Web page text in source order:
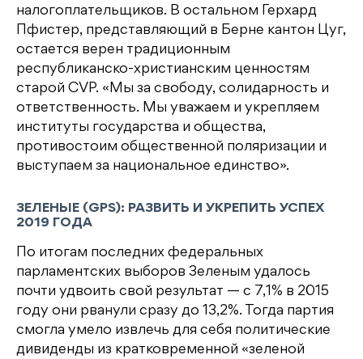
налогоплательщиков. В остальном Герхард
Пфистер, представляющий в Берне кантон Цуг,
остается верен традиционным
республиканско-христианским ценностям
старой CVP. «Мы за свободу, солидарность и
ответственность. Мы уважаем и укрепляем
институты государства и общества,
противостоим общественной поляризации и
выступаем за национальное единство».
ЗЕЛЕНЫЕ (GPS): РАЗВИТЬ И УКРЕПИТЬ УСПЕХ
2019 ГОДА
По итогам последних федеральных
парламентских выборов Зеленым удалось
почти удвоить свой результат — с 7,1% в 2015
году они рванули сразу до 13,2%. Тогда партия
смогла умело извлечь для себя политические
дивиденды из кратковременной «зеленой